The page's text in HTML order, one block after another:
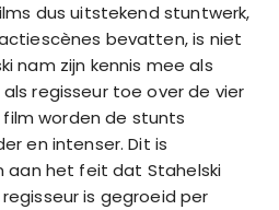
dus uitstekend stuntwerk,
bevatten, is niet
nam zijn kennis mee als
regisseur toe over de vier
film worden de stunts
en intenser. Dit is
aan het feit dat Stahelski
is gegroeid per